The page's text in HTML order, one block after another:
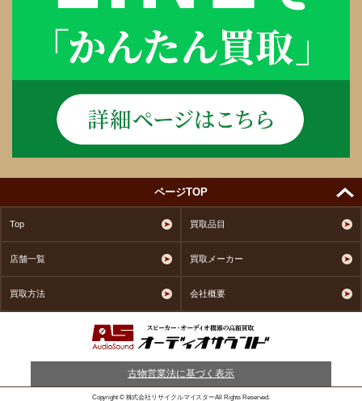
ページTOP
Top 買取品目
店舗一覧 買取メーカー
買取方法 会社概要
古物営業法に基づく表示
Copyright © 株式会社リサイクルマイスターAll Rights Reserved.